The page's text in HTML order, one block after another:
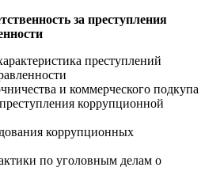
за преступления
преступлений
и коммерческого подкупа
коррупционной
коррупционных
по уголовным делам о